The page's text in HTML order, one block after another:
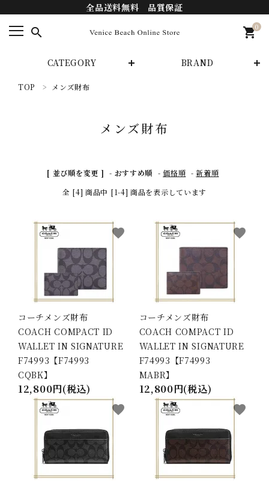
全品送料無料 品質保証
search 0
shopping_cart
CATEGORY BRAND
ブランドから探す
INFORMATIOM
支払い方法
返品関連
特定商取引
プライバシーポリシー
RSS
ATOM
マイアカウント
お問い合わせ
ACCOUNT MENU
TOP メンズ財布
メンズ財布
[ 並び順を変更 ] - おすすめ順 -価格順 -新着順
全 [4] 商品中 [1-4] 商品を表示しています
コーチメンズ財布
COACH COMPACT ID
WALLET IN SIGNATURE
F74993【F74993
CQBK】
12,800円(税込)
favorite
コーチメンズ財布
COACH COMPACT ID
WALLET IN SIGNATURE
F74993【F74993
MABR】
12,800円(税込)
favorite
favorite favorite